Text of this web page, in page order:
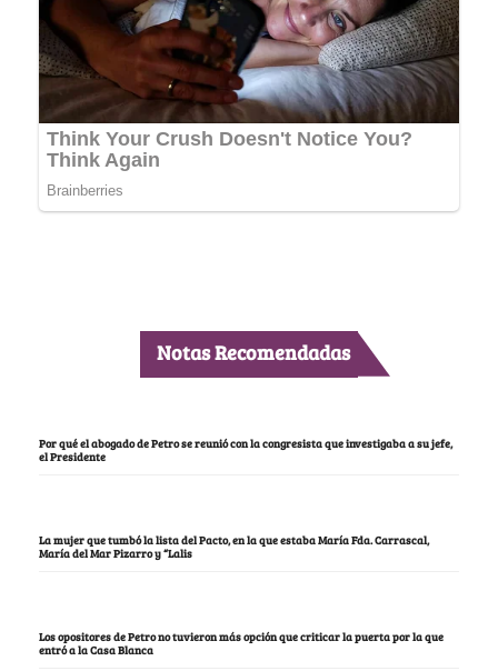
Notas Recomendadas
Por qué el abogado de Petro se reunió con la congresista que investigaba a su jefe,
el Presidente
La mujer que tumbó la lista del Pacto, en la que estaba María Fda. Carrascal,
María del Mar Pizarro y “Lalis
Los opositores de Petro no tuvieron más opción que criticar la puerta por la que
entró a la Casa Blanca